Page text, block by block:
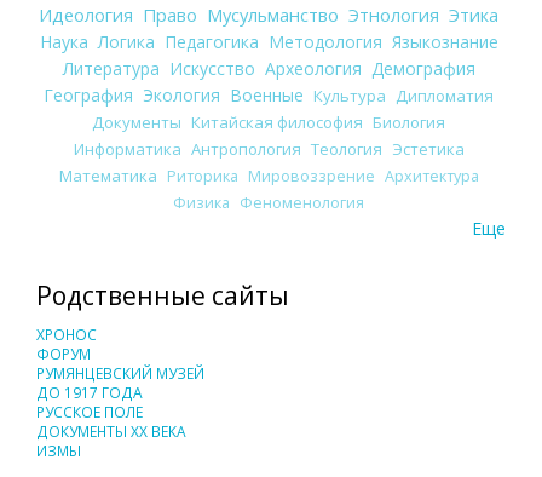
Идеология Право Мусульманство Этнология Этика
Наука Логика Педагогика Методология Языкознание
Литература Искусство Археология Демография
География Экология Военные Культура
Дипломатия
Документы Китайская философия Биология
Информатика Антропология Теология Эстетика
Математика Риторика Мировоззрение Архитектура
Физика Феноменология
Еще
Родственные сайты
ХРОНОС
ФОРУМ
РУМЯНЦЕВСКИЙ МУЗЕЙ
ДО 1917 ГОДА
РУССКОЕ ПОЛЕ
ДОКУМЕНТЫ XX ВЕКА
ИЗМЫ